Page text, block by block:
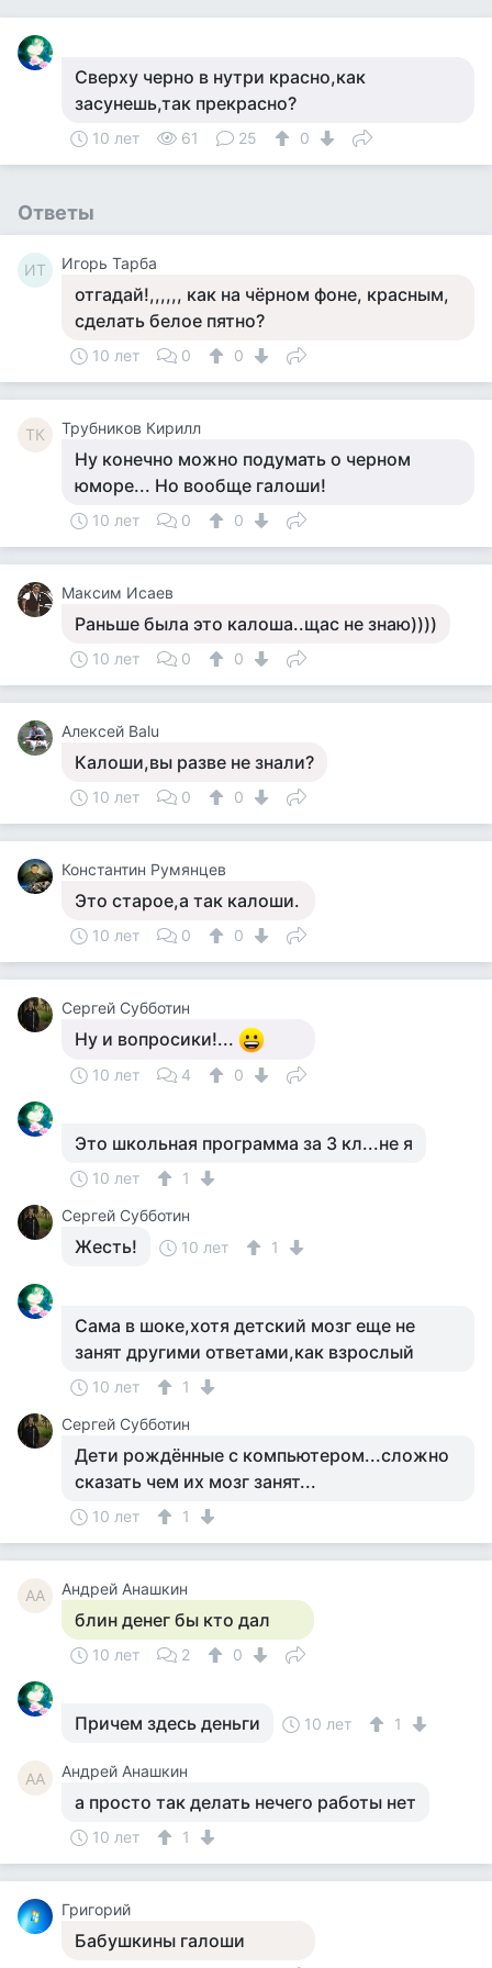
Сверху черно в нутри красно,как
засунешь,так прекрасно?
10 лет 61 25 0
Ответы
ИТ Игорь Тарба
отгадай!,,,,,, как на чёрном фоне, красным,
сделать белое пятно?
10 лет 0 0
ТК Трубников Кирилл
Ну конечно можно подумать о черном
юморе... Но вообще галоши!
10 лет 0 0
Максим Исаев
Раньше была это калоша..щас не знаю))))
10 лет 0 0
Алексей Balu
Калоши,вы разве не знали?
10 лет 0 0
Константин Румянцев
Это старое,а так калоши.
10 лет 0 0
Сергей Субботин
Ну и вопросики!...
10 лет 4 0
Это школьная программа за 3 кл...не я
10 лет
1
Сергей Субботин
Жесть! 10 лет 1
Сама в шоке,хотя детский мозг еще не
занят другими ответами,как взрослый
10 лет
1
Сергей Субботин
Дети рождённые с компьютером...сложно
сказать чем их мозг занят...
10 лет 1
АА Андрей Анашкин
блин денег бы кто дал
10 лет 2 0
Причем здесь деньги 10 лет 1
АА Андрей Анашкин
а просто так делать нечего работы нет
10 лет 1
Григорий
Бабушкины галоши